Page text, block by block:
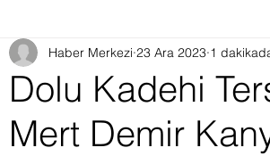
VPN şehir planlama Yapay Zeka
Firma Satınalma Hediye Çekilişi
Dolu Kadehi
Mert Demir
Haber Merkezi 23 Ara 2023 1